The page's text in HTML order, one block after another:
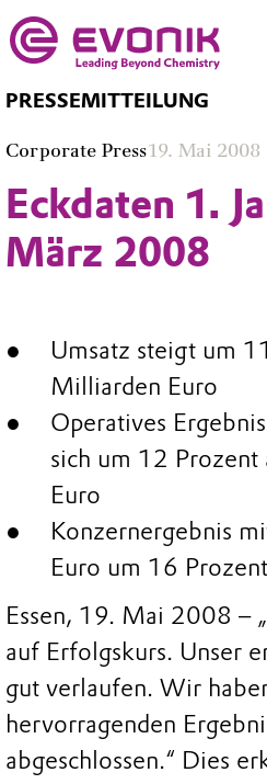
PRESSEMITTEILUNG
Corporate Press19. Mai 2008
Eckdaten 1.
März 2008
Umsatz steigt um
Milliarden Euro
Operatives
sich um 12
Euro
Konzernergebnis
Euro um 16
Essen, 19. Mai 2008 –
auf Erfolgskurs. Unser
gut verlaufen. Wir
hervorragenden
abgeschlossen.“ Dies